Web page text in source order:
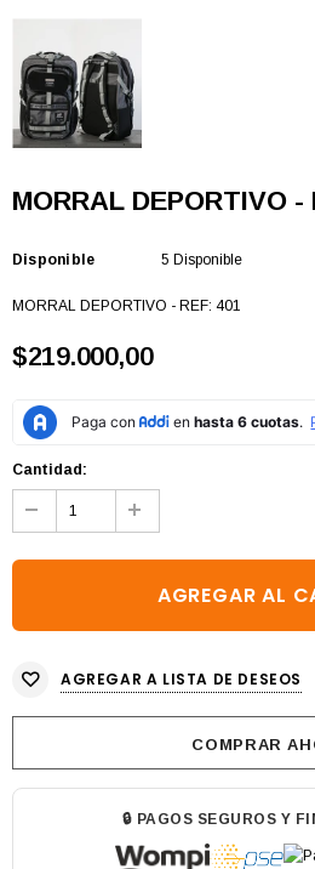
MORRAL DEPORTIVO -
Disponible 5 Disponible
MORRAL DEPORTIVO - REF: 401
$219.000,00
Cantidad:
AGREGAR A LISTA DE DESEOS
COMPRAR
🔒 PAGOS SEGUROS Y